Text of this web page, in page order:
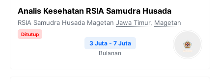
Analis Kesehatan RSIA Samudra Husada
RSIA Samudra Husada Magetan Jawa Timur, Magetan
Ditutup
3 Juta - 7 Juta
Bulanan